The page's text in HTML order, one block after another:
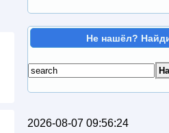
Не нашёл?
2026-08-07 09:56:24